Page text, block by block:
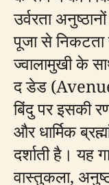
उर्वरता
पूजा से निकटता
ज्वालामुखी के
द डेड
बिंदु पर इसकी
और धार्मिक
दर्शाती है। यह
वास्तुकला,